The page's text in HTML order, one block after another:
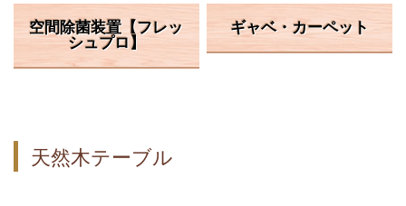
空間除菌装置【フレッ
シュプロ】
ギャベ・カーペット
天然木テーブル